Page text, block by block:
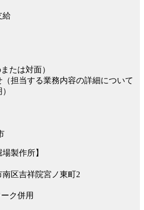
給
たは対面）
担当する業務内容の詳細について
場製作所】
区吉祥院宮ノ東町2
ク併用